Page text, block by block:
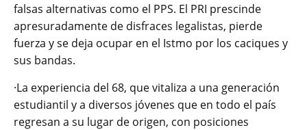
falsas alternativas como el PPS. El PRI prescinde
apresuradamente de disfraces legalistas, pierde
fuerza y se deja ocupar en el Istmo por los caciques y
sus bandas.
·La experiencia del 68, que vitaliza a una generación
estudiantil y a diversos jóvenes que en todo el país
regresan a su lugar de origen, con posiciones